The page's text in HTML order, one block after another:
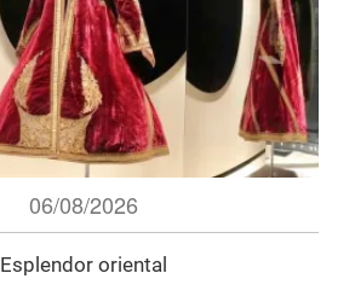
06/08/2026
Esplendor oriental